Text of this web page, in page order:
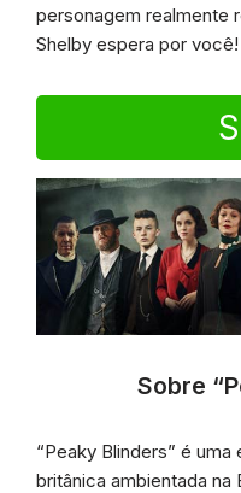
personagem realmente
Shelby espera por você!
Sobre
“Peaky Blinders” é
britânica ambientada na